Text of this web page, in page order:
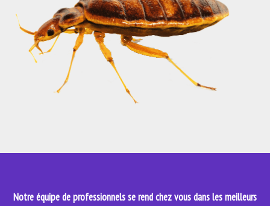
Notre équipe de professionnels se rend chez vous dans les meilleurs